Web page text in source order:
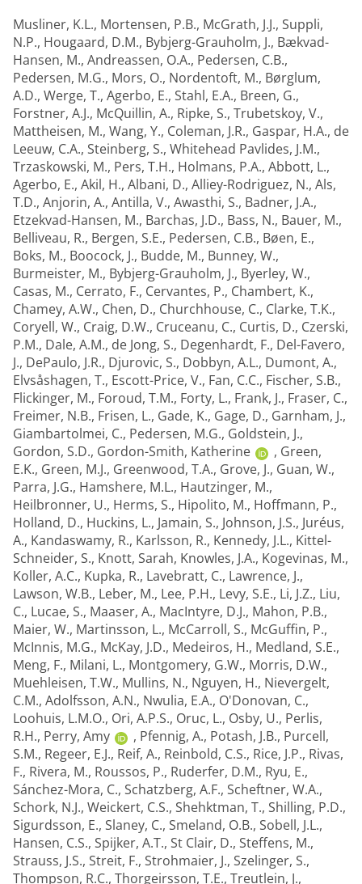
Musliner, K.L., Mortensen, P.B., McGrath, J.J., Suppli,
N.P., Hougaard, D.M., Bybjerg-Grauholm, J., Bækvad-
Hansen, M., Andreassen, O.A., Pedersen, C.B.,
Pedersen, M.G., Mors, O., Nordentoft, M., Børglum,
A.D., Werge, T., Agerbo, E., Stahl, E.A., Breen, G.,
Forstner, A.J., McQuillin, A., Ripke, S., Trubetskoy, V.,
Mattheisen, M., Wang, Y., Coleman, J.R., Gaspar, H.A., de
Leeuw, C.A., Steinberg, S., Whitehead Pavlides, J.M.,
Trzaskowski, M., Pers, T.H., Holmans, P.A., Abbott, L.,
Agerbo, E., Akil, H., Albani, D., Alliey-Rodriguez, N., Als,
T.D., Anjorin, A., Antilla, V., Awasthi, S., Badner, J.A.,
Etzekvad-Hansen, M., Barchas, J.D., Bass, N., Bauer, M.,
Belliveau, R., Bergen, S.E., Pedersen, C.B., Bøen, E.,
Boks, M., Boocock, J., Budde, M., Bunney, W.,
Burmeister, M., Bybjerg-Grauholm, J., Byerley, W.,
Casas, M., Cerrato, F., Cervantes, P., Chambert, K.,
Chamey, A.W., Chen, D., Churchhouse, C., Clarke, T.K.,
Coryell, W., Craig, D.W., Cruceanu, C., Curtis, D., Czerski,
P.M., Dale, A.M., de Jong, S., Degenhardt, F., Del-Favero,
J., DePaulo, J.R., Djurovic, S., Dobbyn, A.L., Dumont, A.,
Elvsåshagen, T., Escott-Price, V., Fan, C.C., Fischer, S.B.,
Flickinger, M., Foroud, T.M., Forty, L., Frank, J., Fraser, C.,
Freimer, N.B., Frisen, L., Gade, K., Gage, D., Garnham, J.,
Giambartolmei, C., Pedersen, M.G., Goldstein, J.,
Gordon, S.D., Gordon-Smith, Katherine , Green,
E.K., Green, M.J., Greenwood, T.A., Grove, J., Guan, W.,
Parra, J.G., Hamshere, M.L., Hautzinger, M.,
Heilbronner, U., Herms, S., Hipolito, M., Hoffmann, P.,
Holland, D., Huckins, L., Jamain, S., Johnson, J.S., Juréus,
A., Kandaswamy, R., Karlsson, R., Kennedy, J.L., Kittel-
Schneider, S., Knott, Sarah, Knowles, J.A., Kogevinas, M.,
Koller, A.C., Kupka, R., Lavebratt, C., Lawrence, J.,
Lawson, W.B., Leber, M., Lee, P.H., Levy, S.E., Li, J.Z., Liu,
C., Lucae, S., Maaser, A., MacIntyre, D.J., Mahon, P.B.,
Maier, W., Martinsson, L., McCarroll, S., McGuffin, P.,
McInnis, M.G., McKay, J.D., Medeiros, H., Medland, S.E.,
Meng, F., Milani, L., Montgomery, G.W., Morris, D.W.,
Muehleisen, T.W., Mullins, N., Nguyen, H., Nievergelt,
C.M., Adolfsson, A.N., Nwulia, E.A., O'Donovan, C.,
Loohuis, L.M.O., Ori, A.P.S., Oruc, L., Osby, U., Perlis,
R.H., Perry, Amy , Pfennig, A., Potash, J.B., Purcell,
S.M., Regeer, E.J., Reif, A., Reinbold, C.S., Rice, J.P., Rivas,
F., Rivera, M., Roussos, P., Ruderfer, D.M., Ryu, E.,
Sánchez-Mora, C., Schatzberg, A.F., Scheftner, W.A.,
Schork, N.J., Weickert, C.S., Shehktman, T., Shilling, P.D.,
Sigurdsson, E., Slaney, C., Smeland, O.B., Sobell, J.L.,
Hansen, C.S., Spijker, A.T., St Clair, D., Steffens, M.,
Strauss, J.S., Streit, F., Strohmaier, J., Szelinger, S.,
Thompson, R.C., Thorgeirsson, T.E., Treutlein, J.,